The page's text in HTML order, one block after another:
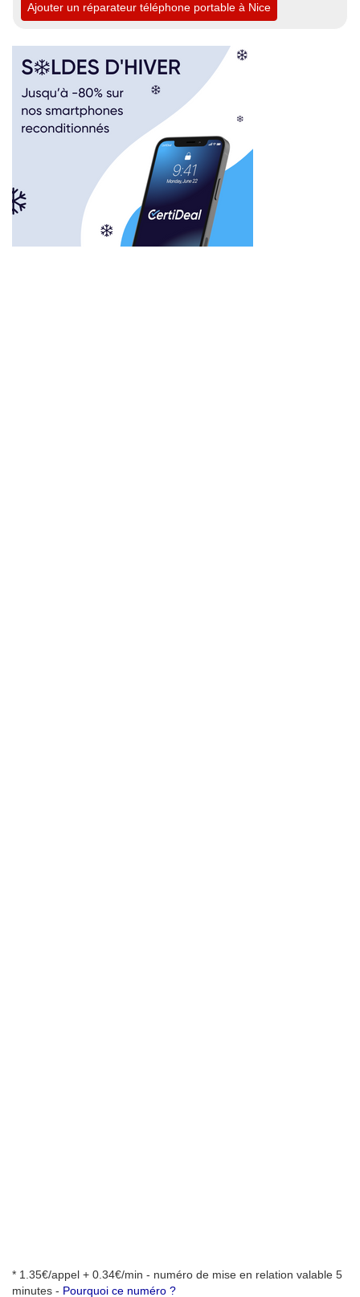
Ajouter un réparateur téléphone portable à Nice
* 1.35€/appel + 0.34€/min - numéro de mise en relation valable 5
minutes - Pourquoi ce numéro ?